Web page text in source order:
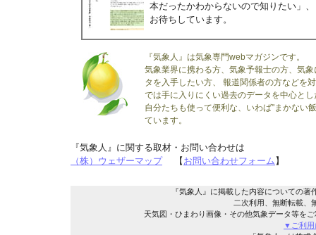
本だったかわからないので知りたい」
お待ちしています。
『気象人』は気象専門webマガジンです。
気象業界に携わる方、気象予報士の方、気
タを入手したい方、 報道関係者の方などを
では手に入りにくい過去のデータを中心と
自分たちも使って便利な、いわば"まかない
ています。
『気象人』に関する取材・お問い合わせは
（株）ウェザーマップ【 お問い合わせフォーム 】
『気象人』に掲載した内容についての
二次利用、無断転載、
天気図・ひまわり画像・その他気象データ等を
▼ご利用